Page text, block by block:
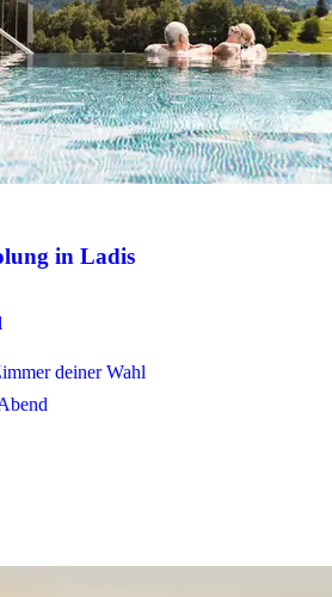
in Ladis
deiner Wahl